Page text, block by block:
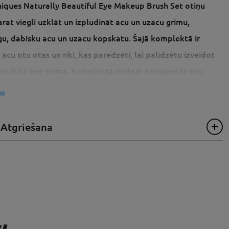
Naturally Beautiful Eye Makeup Brush Set otiņu
viegli uzklāt un izpludināt acu un uzacu grimu,
dabisku acu un uzacu kopskatu. Šajā komplektā ir
acu otu otas un rīki, kas paredzēti, lai palīdzētu izveidot
otiņa, plata lainera otiņa, uzacu ķemmīte,